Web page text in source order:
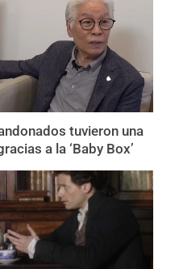
tuvieron una
a la ‘Baby Box’